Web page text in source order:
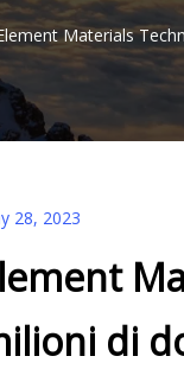
Materials
28, 2023
di